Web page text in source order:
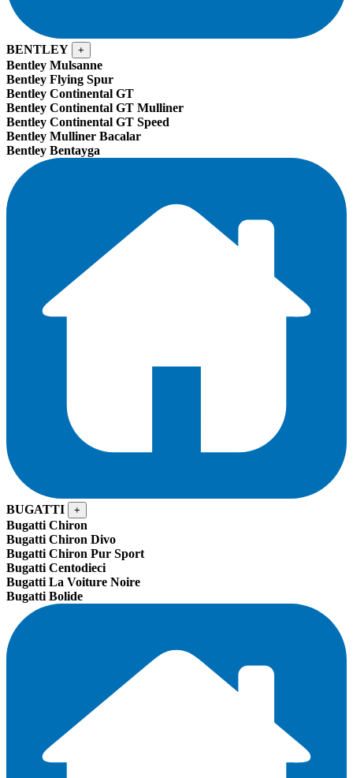
BENTLEY +
Bentley Mulsanne
Bentley Flying Spur
Bentley Continental GT
Bentley Continental GT Mulliner
Bentley Continental GT Speed
Bentley Mulliner Bacalar
Bentley Bentayga
BUGATTI +
Bugatti Chiron
Bugatti Chiron Divo
Bugatti Chiron Pur Sport
Bugatti Centodieci
Bugatti La Voiture Noire
Bugatti Bolide